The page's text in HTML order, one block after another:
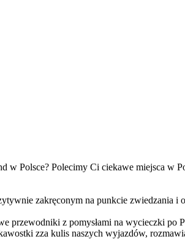
w Polsce? Polecimy Ci ciekawe miejsca w
zakręconym na punkcie zwiedzania i
przewodniki z pomysłami na wycieczki po
zza kulis naszych wyjazdów,